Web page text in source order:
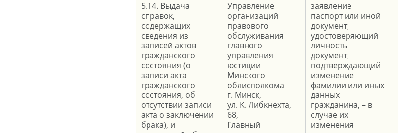
5.14. Выдача
справок,
содержащих
сведения из
записей актов
гражданского
состояния (о
записи акта
гражданского
состояния, об
отсутствии записи
акта о заключении
брака), и
Управление
организаций
правового
обслуживания
главного
управления
юстиции
Минского
облисполкома
г. Минск,
ул. К. Либкнехта,
68,
Главный
заявление
паспорт или иной
документ,
удостоверяющий
личность
документ,
подтверждающий
изменение
фамилии или иных
данных
гражданина, – в
случае их
изменения